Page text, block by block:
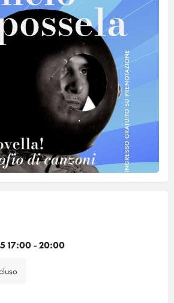
17:00 - 20:00